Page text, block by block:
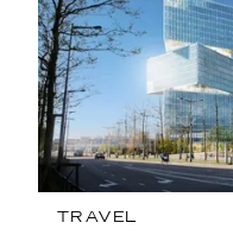
TRAVEL